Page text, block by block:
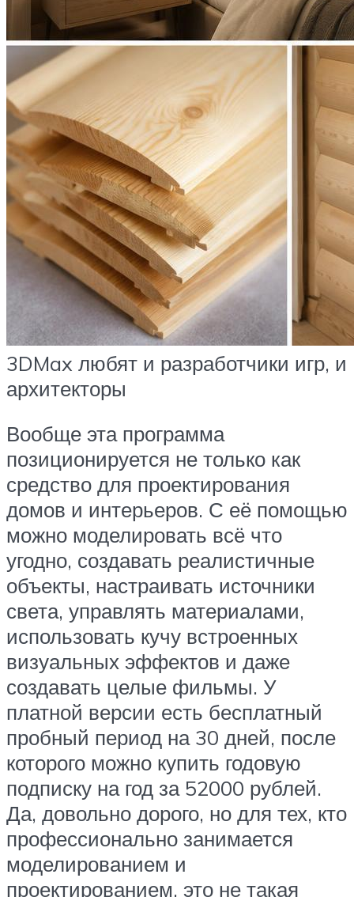
3DMax любят и разработчики игр, и
архитекторы
Вообще эта программа
позиционируется не только как
средство для проектирования
домов и интерьеров. С её помощью
можно моделировать всё что
угодно, создавать реалистичные
объекты, настраивать источники
света, управлять материалами,
использовать кучу встроенных
визуальных эффектов и даже
создавать целые фильмы. У
платной версии есть бесплатный
пробный период на 30 дней, после
которого можно купить годовую
подписку на год за 52000 рублей.
Да, довольно дорого, но для тех, кто
профессионально занимается
моделированием и
проектированием, это не такая